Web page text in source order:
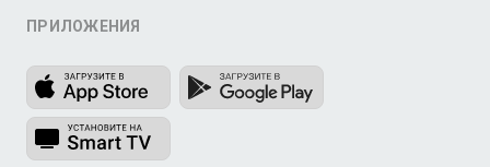
ПРИЛОЖЕНИЯ